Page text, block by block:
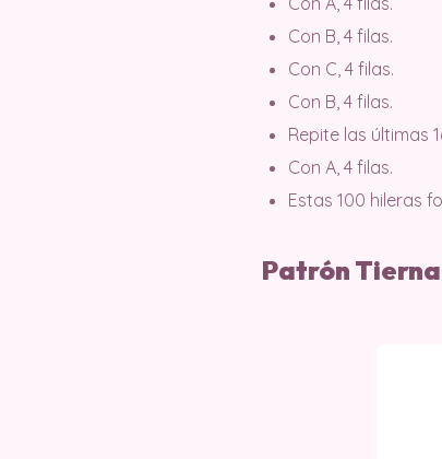
Con B, 4 filas.
Con C, 4 filas.
Con B, 4 filas.
Repite las últimas
Con A, 4 filas.
Estas 100 hileras
Patrón Tierna